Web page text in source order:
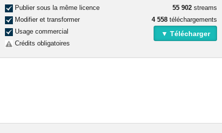
Publier sous la même licence
Modifier et transformer
Usage commercial
Crédits obligatoires
55 902 streams
4 558 téléchargements
▼ Télécharger